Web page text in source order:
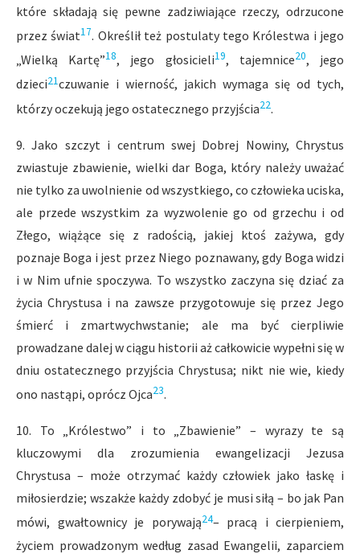
które składają się pewne zadziwiające rzeczy, odrzucone
przez świat17. Określił też postulaty tego Królestwa i jego
„Wielką Kartę”18, jego głosicieli19, tajemnice20, jego
dzieci21czuwanie i wierność, jakich wymaga się od tych,
którzy oczekują jego ostatecznego przyjścia22.
9. Jako szczyt i centrum swej Dobrej Nowiny, Chrystus
zwiastuje zbawienie, wielki dar Boga, który należy uważać
nie tylko za uwolnienie od wszystkiego, co człowieka uciska,
ale przede wszystkim za wyzwolenie go od grzechu i od
Złego, wiążące się z radością, jakiej ktoś zażywa, gdy
poznaje Boga i jest przez Niego poznawany, gdy Boga widzi
i w Nim ufnie spoczywa. To wszystko zaczyna się dziać za
życia Chrystusa i na zawsze przygotowuje się przez Jego
śmierć i zmartwychwstanie; ale ma być cierpliwie
prowadzane dalej w ciągu historii aż całkowicie wypełni się w
dniu ostatecznego przyjścia Chrystusa; nikt nie wie, kiedy
ono nastąpi, oprócz Ojca23.
10. To „Królestwo” i to „Zbawienie” – wyrazy te są
kluczowymi dla zrozumienia ewangelizacji Jezusa
Chrystusa – może otrzymać każdy człowiek jako łaskę i
miłosierdzie; wszakże każdy zdobyć je musi siłą – bo jak Pan
mówi, gwałtownicy je porywają24– pracą i cierpieniem,
życiem prowadzonym według zasad Ewangelii, zaparciem